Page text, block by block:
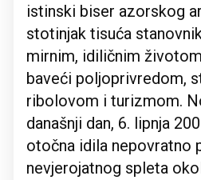
istinski biser azorskog
stotinjak tisuća
mirnim, idiličnim
baveći poljoprivredom,
ribolovom i turizmom.
današnji dan, 6. lipnja
otočna idila nepovratno
nevjerojatnog spleta